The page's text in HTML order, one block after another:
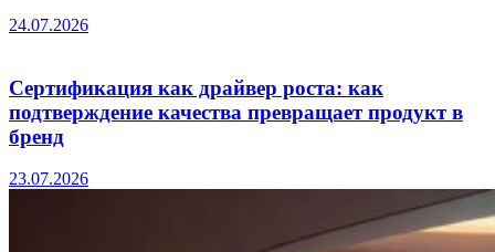
24.07.2026
Сертификация как драйвер роста: как
подтверждение качества превращает продукт в
бренд
23.07.2026